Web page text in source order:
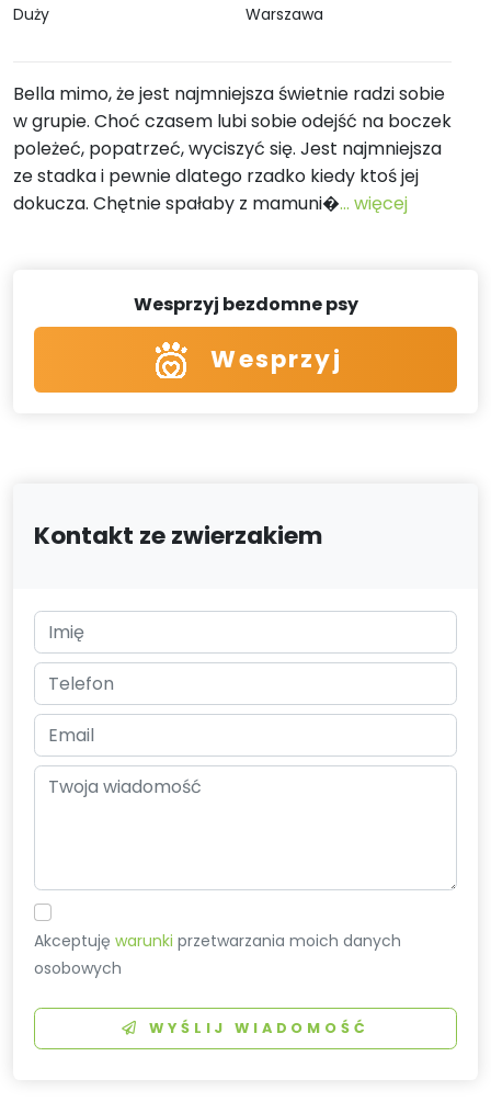
Duży Warszawa
Bella mimo, że jest najmniejsza świetnie radzi sobie
w grupie. Choć czasem lubi sobie odejść na boczek
poleżeć, popatrzeć, wyciszyć się. Jest najmniejsza
ze stadka i pewnie dlatego rzadko kiedy ktoś jej
dokucza. Chętnie spałaby z mamuni�... więcej
Wesprzyj bezdomne psy
Wesprzyj
Kontakt ze zwierzakiem
Akceptujęwarunki przetwarzania moich danych
osobowych
WYŚLIJ WIADOMOŚĆ